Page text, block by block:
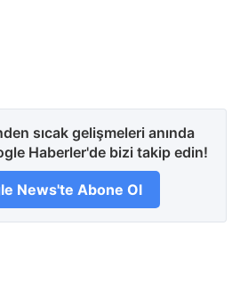
sıcak gelişmeleri anında
Haberler'de bizi takip edin!
News'te Abone Ol